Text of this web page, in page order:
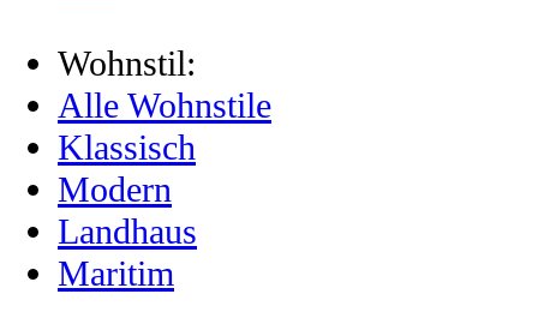
Wohnstil:
Alle Wohnstile
Klassisch
Modern
Landhaus
Maritim